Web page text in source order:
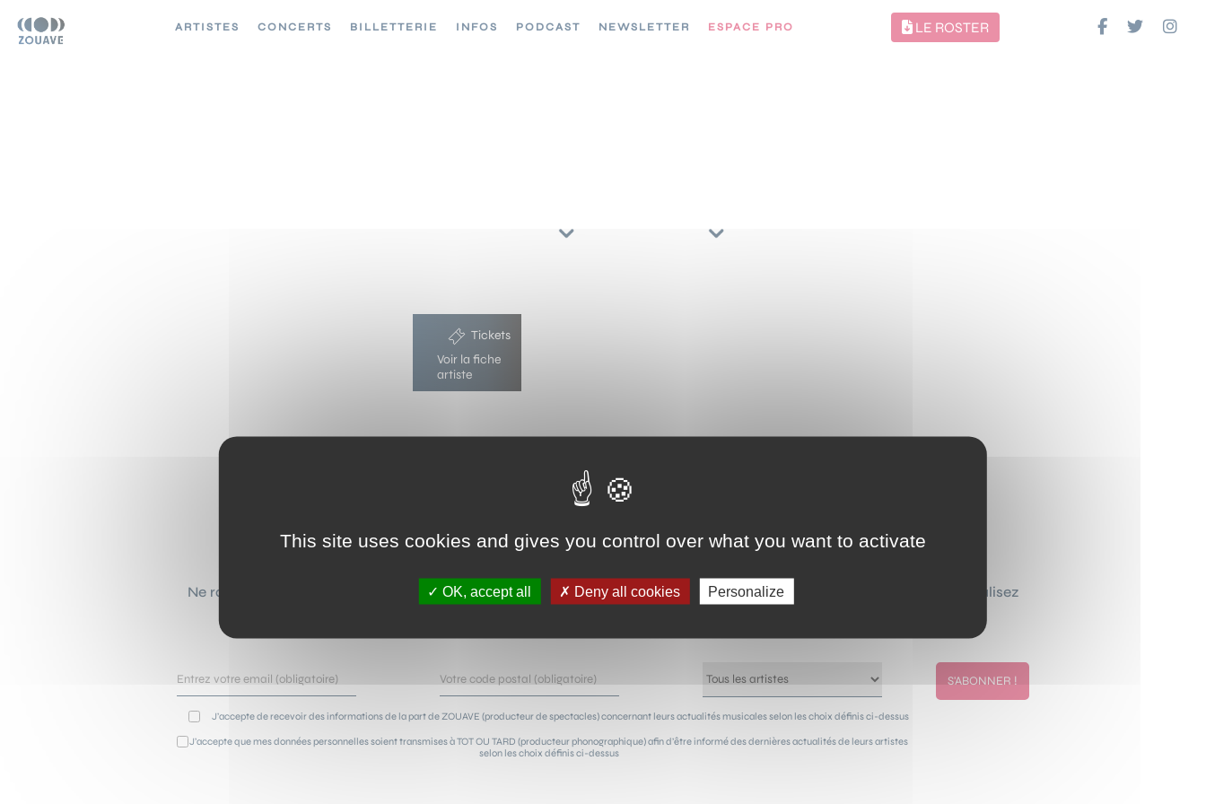
ARTISTES CONCERTS BILLETTERIE INFOS PODCAST NEWSLETTER ESPACE PRO LE ROSTER
Tickets
Voir la fiche
artiste
NEWSLETTER !
Ne ratez plus aucune actualité sur les concerts de vos artistes préférés ! Grâce à notre newsletter que vous personnalisez
selon vos goûts, vous serez les premiers avertis de leur passage à côté de chez vous.
J’accepte de recevoir des informations de la part de ZOUAVE (producteur de spectacles) concernant leurs actualités musicales selon les choix définis ci-dessus
J’accepte que mes données personnelles soient transmises à TOT OU TARD (producteur phonographique) afin d’être informé des dernières actualités de leurs artistes
selon les choix définis ci-dessus
This site uses cookies and gives you control over what you want to activate
OK, accept all Deny all cookies Personalize